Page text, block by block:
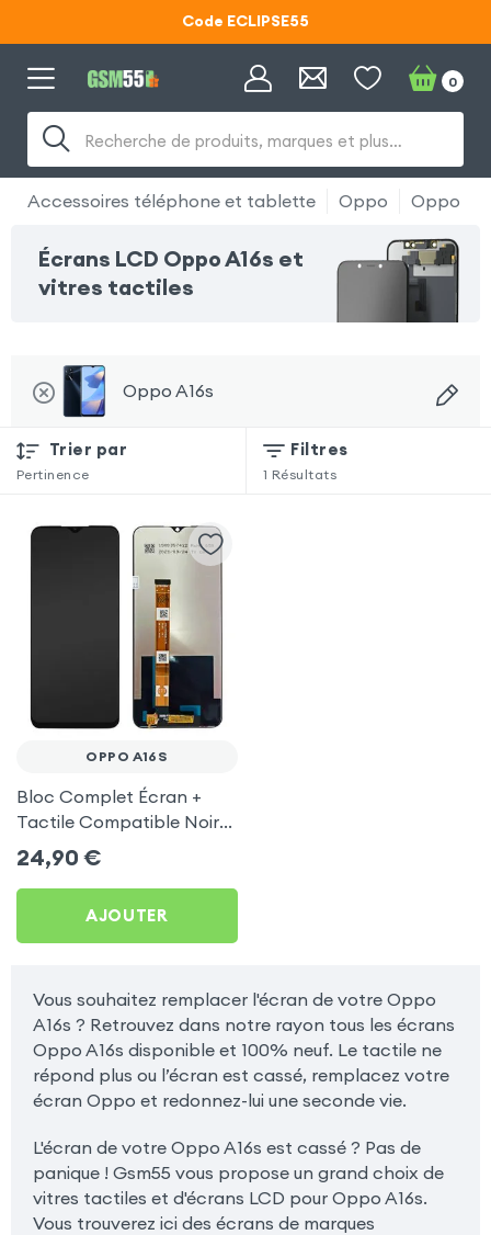
Code ECLIPSE55
Lunettes d'éclipse OFFERTES
Recherche de produits, marques et plus…
0
Accessoires téléphone et tablette Oppo Oppo
Écrans LCD Oppo A16s et
vitres tactiles
Oppo A16s
Trier par
Pertinence
Filtres
1 Résultats
OPPO A16S
Bloc Complet Écran +
Tactile Compatible Noir
pour Oppo A16s
24,90 €
AJOUTER
Vous souhaitez remplacer l'écran de votre Oppo
A16s ? Retrouvez dans notre rayon tous les écrans
Oppo A16s disponible et 100% neuf. Le tactile ne
répond plus ou l’écran est cassé, remplacez votre
écran Oppo et redonnez-lui une seconde vie.
L'écran de votre Oppo A16s est cassé ? Pas de
panique ! Gsm55 vous propose un grand choix de
vitres tactiles et d'écrans LCD pour Oppo A16s.
Vous trouverez ici des écrans de marques